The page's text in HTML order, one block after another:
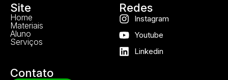
Site
Home
Materiais
Aluno
Serviços
Redes
Instagram
Youtube
Linkedin
Contato